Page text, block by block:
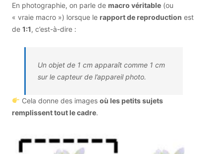
En photographie, on parle de macro véritable (ou
« vraie macro ») lorsque le rapport de reproduction est
de 1:1, c’est-à-dire :
Un objet de 1 cm apparaît comme 1 cm
sur le capteur de l’appareil photo.
Cela donne des images où les petits sujets
remplissent tout le cadre.